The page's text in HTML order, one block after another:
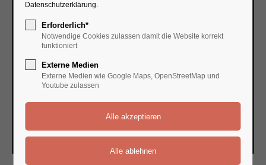
Datenschutzerklärung.
Erforderlich*
Notwendige Cookies zulassen damit die Website korrekt
funktioniert
Externe Medien
Externe Medien wie Google Maps, OpenStreetMap und
Youtube zulassen